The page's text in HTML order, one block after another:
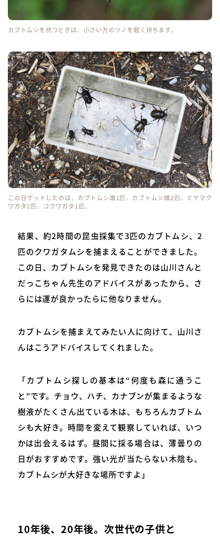
カブトムシを持つときは、小さい方のツノを軽く持ちます。
この日ゲットしたのは、カブトムシ雄1匹、カブトムシ雌2匹、ミヤマク
ワガタ1匹、コクワガタ1匹。
結果、約2時間の昆虫採集で3匹のカブトムシ、2
匹のクワガタムシを捕まえることができました。
この日、カブトムシを発見できたのは山川さんと
だっこちゃん先生のアドバイスがあったから、さ
らには運が良かったらに他なりません。
カブトムシを捕まえてみたい人に向けて、山川さ
んはこうアドバイスしてくれました。
「カブトムシ探しの基本は“何度も森に通うこ
と”です。チョウ、ハチ、カナブンが集まるような
樹液がたくさん出ている木は、もちろんカブトム
シも大好き。時間を変えて観察していれば、いつ
かは出会えるはず。昼間に採る場合は、薄曇りの
日がおすすめです。強い光が当たらない木陰も、
カブトムシが大好きな場所ですよ」
10年後、20年後。次世代の子供と